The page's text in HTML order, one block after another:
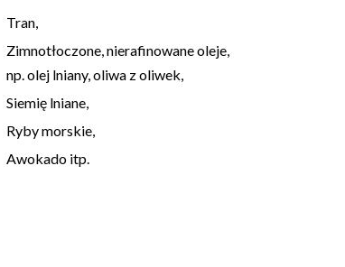
Tran,
Zimnotłoczone, nierafinowane oleje,
np. olej lniany, oliwa z oliwek,
Siemię lniane,
Ryby morskie,
Awokado itp.